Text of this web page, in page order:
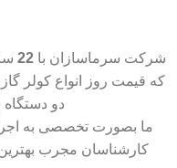
شرکت سرماسازان با 22
که قیمت روز انواع کولر
دو دستگاه
ما بصورت تخصصی به اجرا
کارشناسان مجرب